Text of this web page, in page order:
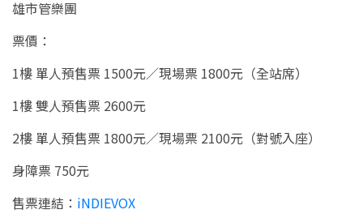
雄市管樂團
票價：
1樓 單人預售票 1500元／現場票 1800元（全站席）
1樓 雙人預售票 2600元
2樓 單人預售票 1800元／現場票 2100元（對號入座）
身障票 750元
售票連結： iNDIEVOX